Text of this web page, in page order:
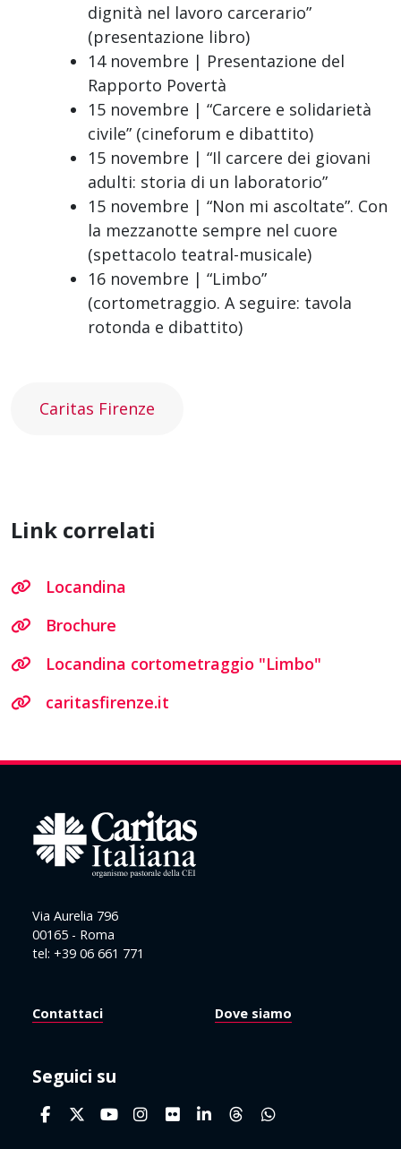
dignità nel lavoro carcerario”
(presentazione libro)
14 novembre | Presentazione del
Rapporto Povertà
15 novembre | “Carcere e solidarietà
civile” (cineforum e dibattito)
15 novembre | “Il carcere dei giovani
adulti: storia di un laboratorio”
15 novembre | “Non mi ascoltate”. Con
la mezzanotte sempre nel cuore
(spettacolo teatral-musicale)
16 novembre | “Limbo”
(cortometraggio. A seguire: tavola
rotonda e dibattito)
Caritas Firenze
Link correlati
Locandina
Brochure
Locandina cortometraggio "Limbo"
caritasfirenze.it
Via Aurelia 796
00165 - Roma
tel: +39 06 661 771
Contattaci Dove siamo
Seguici su